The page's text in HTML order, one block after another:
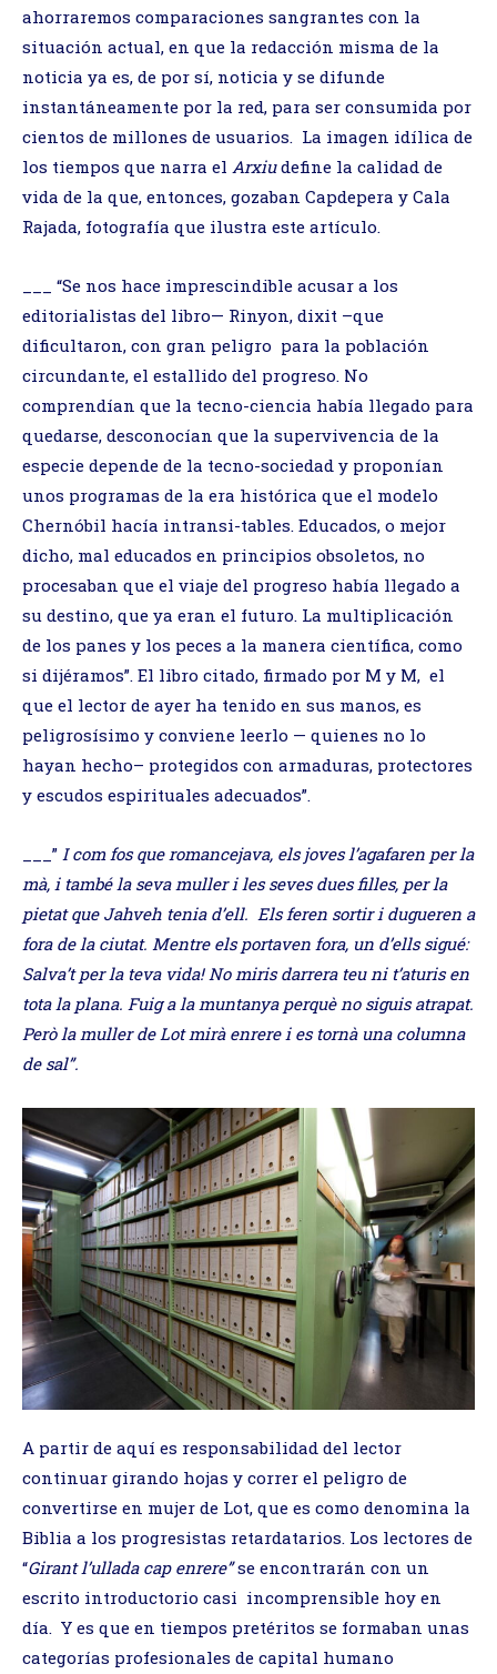
ahorraremos comparaciones sangrantes con la
situación actual, en que la redacción misma de la
noticia ya es, de por sí, noticia y se difunde
instantáneamente por la red, para ser consumida por
cientos de millones de usuarios. La imagen idílica de
los tiempos que narra el Arxiudefine la calidad de
vida de la que, entonces, gozaban Capdepera y Cala
Rajada, fotografía que ilustra este artículo.
___ “Se nos hace imprescindible acusar a los
editorialistas del libro— Rinyon, dixit –que
dificultaron, con gran peligro para la población
circundante, el estallido del progreso. No
comprendían que la tecno-ciencia había llegado para
quedarse, desconocían que la supervivencia de la
especie depende de la tecno-sociedad y proponían
unos programas de la era histórica que el modelo
Chernóbil hacía intransi-tables. Educados, o mejor
dicho, mal educados en principios obsoletos, no
procesaban que el viaje del progreso había llegado a
su destino, que ya eran el futuro. La multiplicación
de los panes y los peces a la manera científica, como
si dijéramos”. El libro citado, firmado por M y M, el
que el lector de ayer ha tenido en sus manos, es
peligrosísimo y conviene leerlo — quienes no lo
hayan hecho– protegidos con armaduras, protectores
y escudos espirituales adecuados”.
___” I com fos que romancejava, els joves l’agafaren per la
mà, i també la seva muller i les seves dues filles, per la
pietat que Jahveh tenia d’ell. Els feren sortir i dugueren a
fora de la ciutat. Mentre els portaven fora, un d’ells sigué:
Salva’t per la teva vida! No miris darrera teu ni t’aturis en
tota la plana. Fuig a la muntanya perquè no siguis atrapat.
Però la muller de Lot mirà enrere i es tornà una columna
de sal”.
A partir de aquí es responsabilidad del lector
continuar girando hojas y correr el peligro de
convertirse en mujer de Lot, que es como denomina la
Biblia a los progresistas retardatarios. Los lectores de
“Girant l’ullada cap enrere”se encontrarán con un
escrito introductorio casi incomprensible hoy en
día. Y es que en tiempos pretéritos se formaban unas
categorías profesionales de capital humano